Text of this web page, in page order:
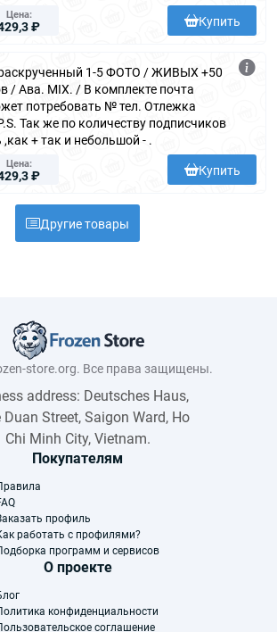
Цена
₽ Купить
1-5 ФОТО / ЖИВЫХ +50
/ Ава. MIX. / В комплекте почта
потребовать № тел. Отлежка
Так же по количеству подписчиков
+ так и небольшой - .
Цена
₽ Купить
Другие товары
store.org. Все права защищены.
address: Deutsches Haus,
Duan Street, Saigon Ward, Ho
Chi Minh City, Vietnam.
Покупателям
профиль
работать с профилями?
программ и сервисов
О проекте
конфиденциальности
соглашение